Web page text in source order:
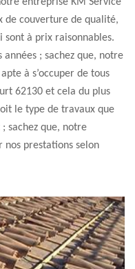
de couverture de qualité,
sont à prix raisonnables.
; sachez que, notre
à s’occuper de tous
62130 et cela du plus
le type de travaux que
sachez que, notre
prestations selon